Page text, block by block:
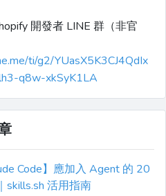
開發者 LINE 群（非官
ti/g2/YUasX5K3CJ4QdIx
q8w-xkSyK1LA
Code】應加入 Agent 的 20
skills.sh 活用指南